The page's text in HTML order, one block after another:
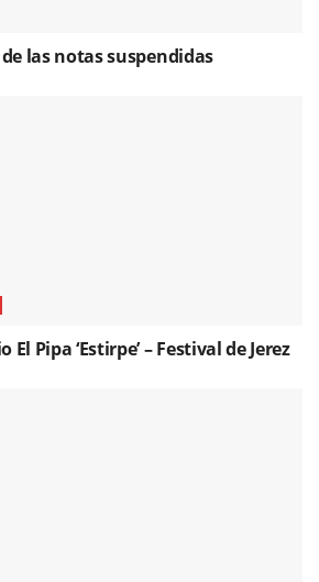
las notas suspendidas
Pipa ‘Estirpe’ – Festival de Jerez